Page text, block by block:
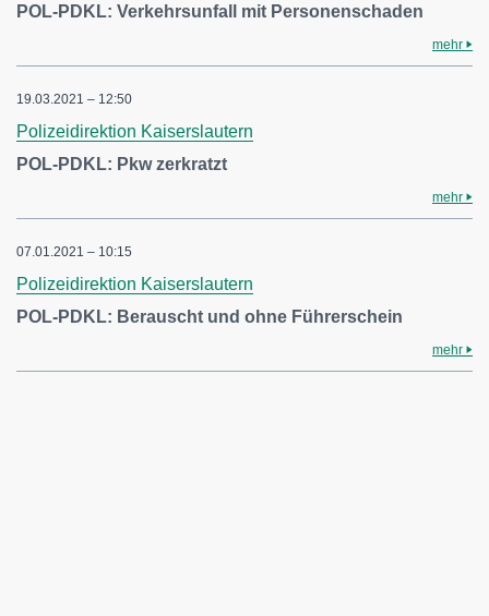
POL-PDKL: Verkehrsunfall mit Personenschaden
mehr
19.03.2021 – 12:50
Polizeidirektion Kaiserslautern
POL-PDKL: Pkw zerkratzt
mehr
07.01.2021 – 10:15
Polizeidirektion Kaiserslautern
POL-PDKL: Berauscht und ohne Führerschein
mehr